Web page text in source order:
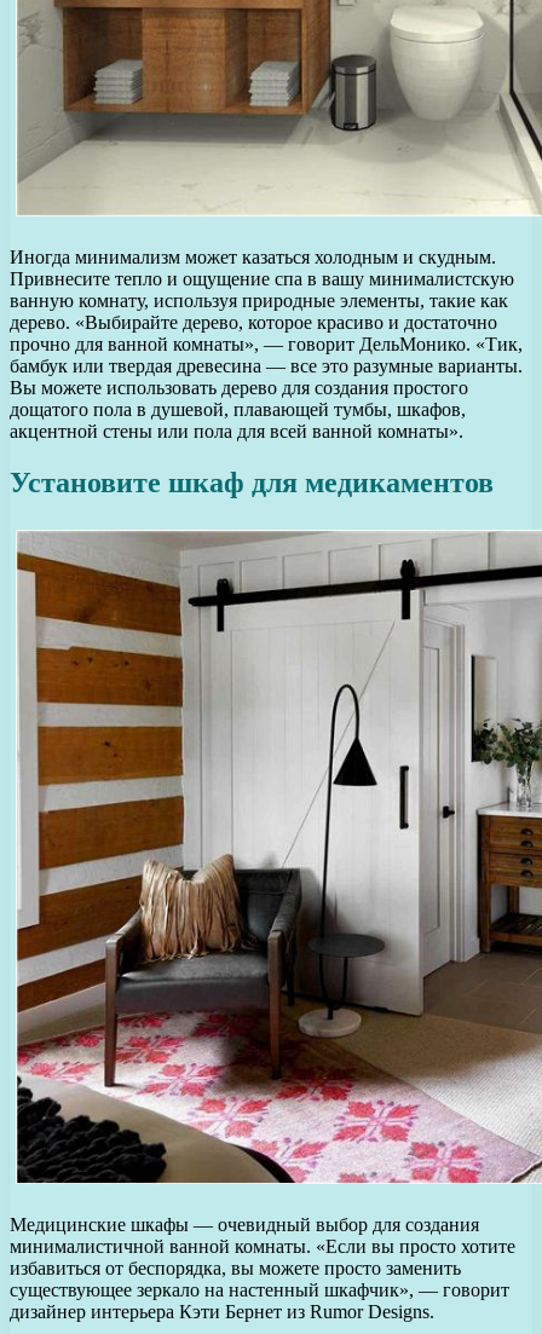
Иногда минимализм может казаться холодным и скудным.
Привнесите тепло и ощущение спа в вашу минималистскую
ванную комнату, используя природные элементы, такие как
дерево. «Выбирайте дерево, которое красиво и достаточно
прочно для ванной комнаты», — говорит ДельМонико. «Тик,
бамбук или твердая древесина — все это разумные варианты.
Вы можете использовать дерево для создания простого
дощатого пола в душевой, плавающей тумбы, шкафов,
акцентной стены или пола для всей ванной комнаты».
Установите шкаф для медикаментов
Медицинские шкафы — очевидный выбор для создания
минималистичной ванной комнаты. «Если вы просто хотите
избавиться от беспорядка, вы можете просто заменить
существующее зеркало на настенный шкафчик», — говорит
дизайнер интерьера Кэти Бернет из Rumor Designs.